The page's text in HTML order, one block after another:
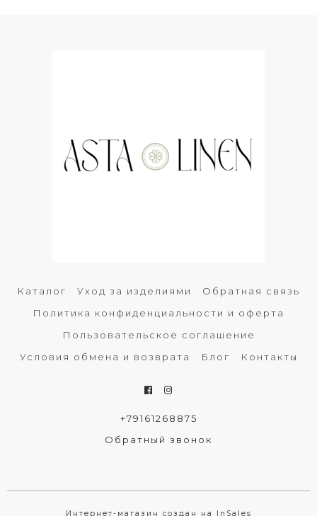
Каталог Уход за изделиями
Обратная связь
Политика конфиденциальности и оферта
Пользовательское соглашение
Условия обмена и возврата
Блог Контакты
+79161268875
Обратный звонок
Интернет-магазин создан на InSales